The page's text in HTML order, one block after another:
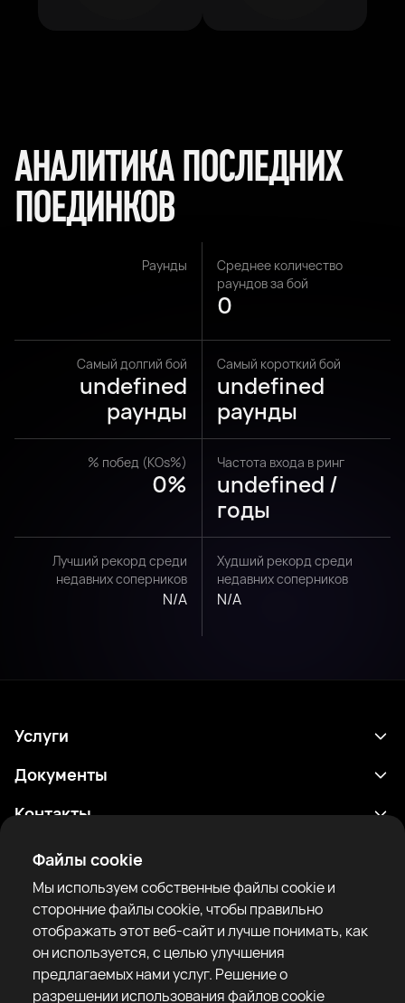
Файлы cookie
Мы используем собственные файлы cookie и
сторонние файлы cookie, чтобы правильно
отображать этот веб-сайт и лучше понимать, как
он используется, с целью улучшения
предлагаемых нами услуг. Решение о
разрешении использования файлов cookie
АНАЛИТИКА ПОСЛЕДНИХ
ПОЕДИНКОВ
Раунды
Среднее количество
раундов за бой
0
Самый долгий бой
undefined
раунды
Самый короткий бой
undefined
раунды
% побед (KOs%)
0%
Частота входа в ринг
undefined /
годы
Лучший рекорд среди
недавних соперников
N/A
Худший рекорд среди
недавних соперников
N/A
RTF United service limited
Услуги
Расписание
Боксеры
Рейтинги
Новости
Статьи
Sparring Finder
Документы
Политика конфиденциальности
Уведомление о рисках
Правила сообщества
Контакты
support@rtfight.com
Приложения